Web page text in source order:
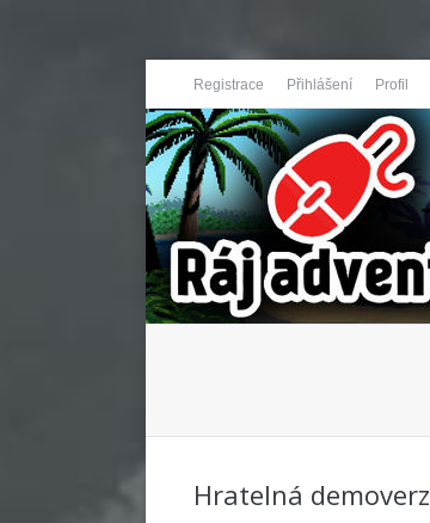
Registrace Přihlášení Profil
Hratelná